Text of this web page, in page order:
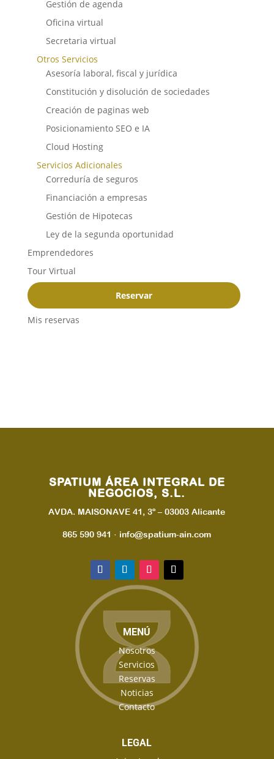
Gestión de agenda
Oficina virtual
Secretaria virtual
Otros Servicios
Asesoría laboral, fiscal y jurídica
Constitución y disolución de sociedades
Creación de paginas web
Posicionamiento SEO e IA
Cloud Hosting
Servicios Adicionales
Correduría de seguros
Financiación a empresas
Gestión de Hipotecas
Ley de la segunda oportunidad
Emprendedores
Tour Virtual
Reservar
Mis reservas
SPATIUM ÁREA INTEGRAL DE
NEGOCIOS, S.L.
AVDA. MAISONAVE 41, 3º – 03003 Alicante
865 590 941 · info@spatium-ain.com
MENÚ
Nosotros
Servicios
Reservas
Noticias
Contacto
LEGAL